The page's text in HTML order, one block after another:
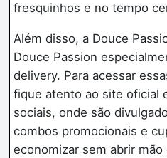
fresquinhos e no tempo
Além disso, a Douce
Douce Passion
delivery. Para acessar
fique atento ao site oficial
sociais, onde são
combos promocionais e
economizar sem abrir mão